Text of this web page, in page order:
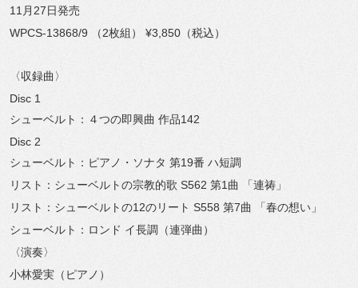
11月27日発売
WPCS-13868/9 （2枚組） ¥3,850（税込）
〈収録曲〉
Disc 1
シューベルト：４つの即興曲 作品142
Disc 2
シューベルト：ピアノ・ソナタ 第19番 ハ短調
リスト：シューベルトの宗教的歌 S562 第1曲 「連祷」
リスト：シューベルトの12のリート S558 第7曲 「春の想い」
シューベルト：ロンド イ長調（連弾曲）
〈演奏〉
小林愛実（ピアノ）